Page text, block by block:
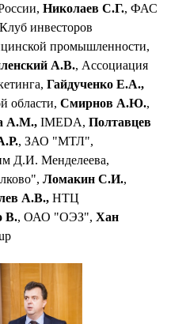
Николаев С.Г., ФАС
инвесторов
промышленности,
А.В., Ассоциация
Гайдученко Е.А.,
области, Смирнов А.Ю.,
А.М., IMEDA, Полтавцев
, ЗАО "МТЛ",
Д.И. Менделеева,
Ломакин С.И.,
А.В., НТЦ
В., ОАО "ОЭЗ", Хан